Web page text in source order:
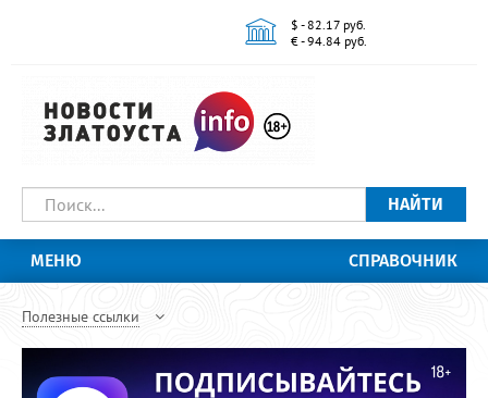
$ - 82.17 руб.
€ - 94.84 руб.
НАЙТИ
МЕНЮ СПРАВОЧНИК
Полезные ссылки